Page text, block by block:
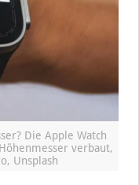
Die Apple Watch
verbaut,
Unsplash